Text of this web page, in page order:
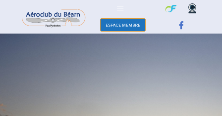
ESPACE MEMBRE